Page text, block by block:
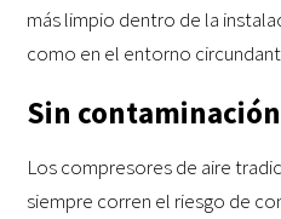
más limpio dentro de la
como en el entorno
Sin
Los compresores de aire
siempre corren el riesgo de